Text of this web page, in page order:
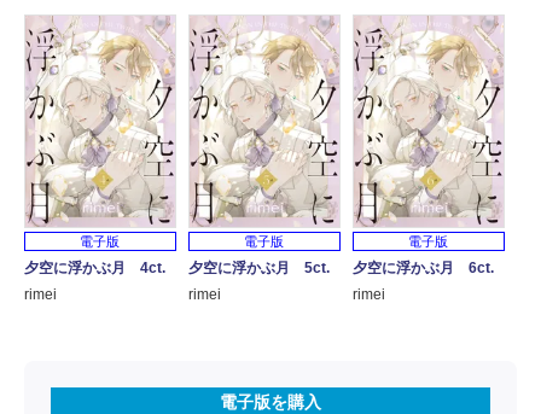
電子版
夕空に浮かぶ月 4ct.
rimei
電子版
夕空に浮かぶ月 5ct.
rimei
電子版
夕空に浮かぶ月 6ct.
rimei
電子版を購入